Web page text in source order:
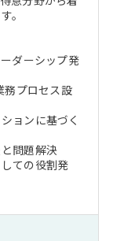
。
ダーシップ発
務プロセス設
ョンに基づく
問題解決
ての役割発